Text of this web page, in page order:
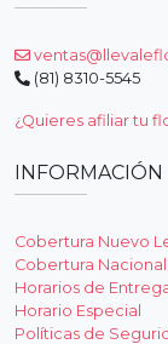
(81) 8310-5545
¿Quieres afiliar tu
INFORMACIÓN
Cobertura Nuevo
Cobertura Nacional
Horarios de
Horario Especial
Políticas de